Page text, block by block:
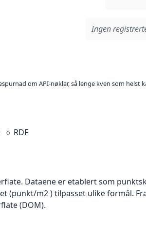
Ingen
om API-nøklar, så lenge kven som helst
0 RDF
Dataene er etablert som
(punkt/m2 ) tilpasset ulike formål.
(DOM).